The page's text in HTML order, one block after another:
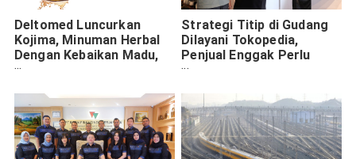
Deltomed Luncurkan
Kojima, Minuman Herbal
Dengan Kebaikan Madu,
Kurma, dan Habatussauda
Strategi Titip di Gudang
Dilayani Tokopedia,
Penjual Enggak Perlu
Pindah ke Kota Besar